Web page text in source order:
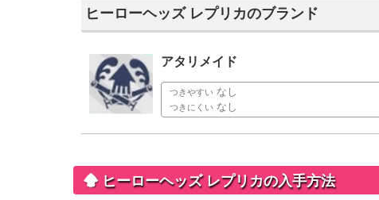
ヒーローヘッズ レプリカのブランド
アタリメイド
つきやすい なし
つきにくい なし
ヒーローヘッズ レプリカの入手方法